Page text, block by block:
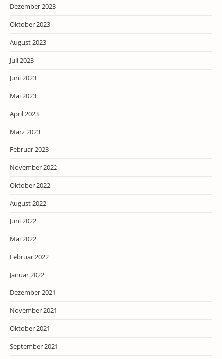
Dezember 2023
Oktober 2023
August 2023
Juli 2023
Juni 2023
Mai 2023
April 2023
März 2023
Februar 2023
November 2022
Oktober 2022
August 2022
Juni 2022
Mai 2022
Februar 2022
Januar 2022
Dezember 2021
November 2021
Oktober 2021
September 2021